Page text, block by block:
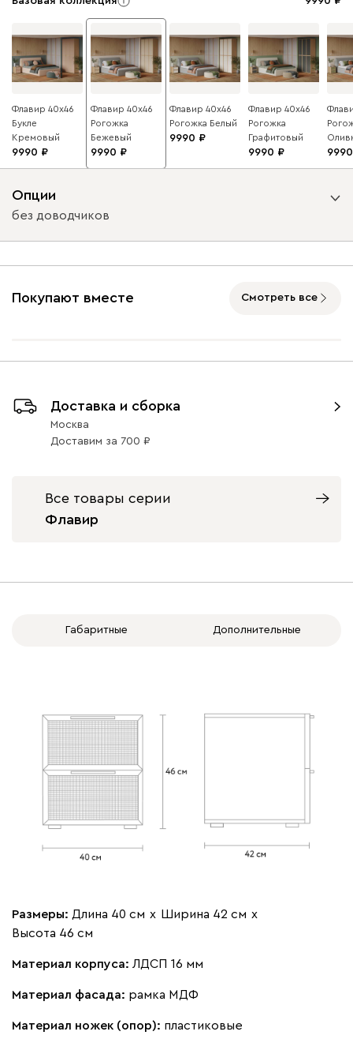
Флавир 40x46
Букле
Кремовый
9990
Флавир 40x46
Рогожка
Бежевый
9990
Флавир 40x46
Рогожка Белый
9990
Флавир 40x46
Рогожка
Графитовый
9990 9990
Опции
без доводчиков
Покупают вместе Смотреть все
Доставка и сборка
Москва
Доставим за 700
Все товары серии
Флавир
Габаритные Дополнительные
Размеры: Длина 40 см х Ширина 42 см х
Высота 46 см
Материал корпуса: ЛДСП 16 мм
Материал фасада: рамка МДФ
Материал ножек (опор): пластиковые